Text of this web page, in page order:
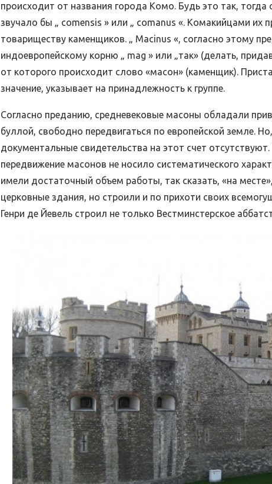
происходит от названия города Комо. Будь это так,
звучало бы „ comensis » или „ comanus «. Комакийцами их
товариществу каменщиков. „ Macinus «, согласно этому
индоевропейскому корню „ mag » или „так» (делать,
от которого происходит слово «масон» (каменщик).
значение, указывает на принадлежность к группе.
Согласно преданию, средневековые масоны обладали
буллой, свободно передвигаться по европейской земле.
документальные свидетельства на этот счет
передвижение масонов не носило систематического
имели достаточный объем работы, так сказать, «на
церковные здания, но строили и по прихоти своих
Генри де Йевель строил не только Вестминстерское